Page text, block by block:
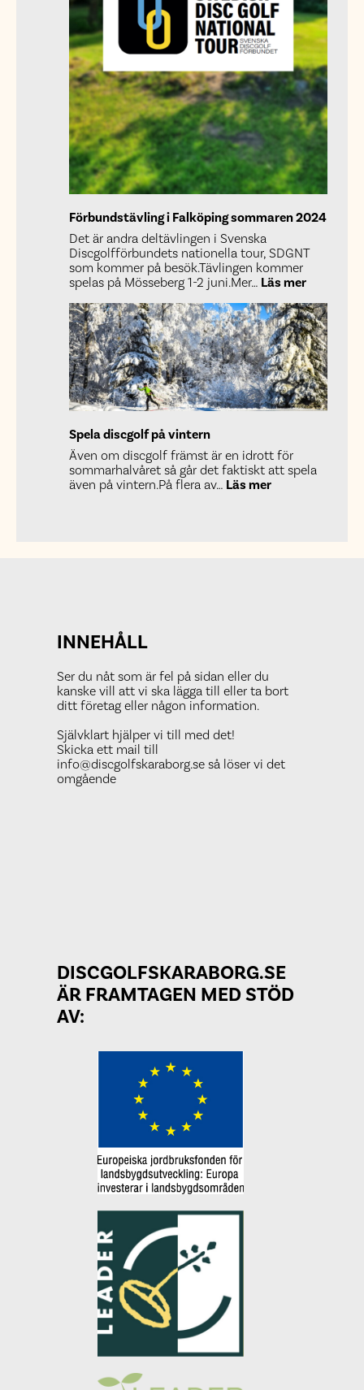
Förbundstävling i Falköping sommaren 2024
Det är andra deltävlingen i Svenska
Discgolfförbundets nationella tour, SDGNT
som kommer på besök.Tävlingen kommer
spelas på Mösseberg 1-2 juni.Mer… Läs mer:
i
Falköping
2024
Spela discgolf på vintern
Även om discgolf främst är en idrott för
sommarhalvåret så går det faktiskt att spela
även på vintern.På flera av… Läs mer:
INNEHÅLL
Ser du nåt som är fel på sidan eller du
kanske vill att vi ska lägga till eller ta bort
ditt företag eller någon information.
Självklart hjälper vi till med det!
Skicka ett mail till
info@discgolfskaraborg.se så löser vi det
omgående
DISCGOLFSKARABORG.SE
ÄR FRAMTAGEN MED STÖD
AV: